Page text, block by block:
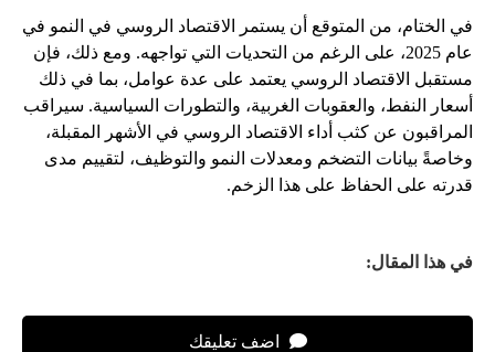
في الختام، من المتوقع أن يستمر الاقتصاد الروسي في النمو في
عام 2025، على الرغم من التحديات التي تواجهه. ومع ذلك، فإن
مستقبل الاقتصاد الروسي يعتمد على عدة عوامل، بما في ذلك
أسعار النفط، والعقوبات الغربية، والتطورات السياسية. سيراقب
المراقبون عن كثب أداء الاقتصاد الروسي في الأشهر المقبلة،
وخاصةً بيانات التضخم ومعدلات النمو والتوظيف، لتقييم مدى
قدرته على الحفاظ على هذا الزخم.
في هذا المقال:
اضف تعليقك